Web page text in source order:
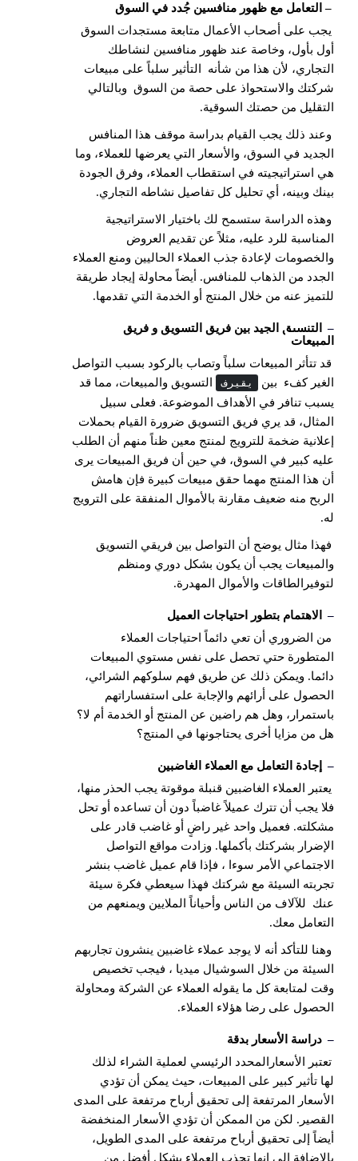
– التعامل مع ظهور منافسين جُدد في السوق
يجب على أصحاب الأعمال متابعة مستجدات السوق
أول بأول، وخاصة عند ظهور منافسين لنشاطك
التجاري، لأن هذا من شأنه
التأثير سلباً على مبيعات
شركتك والاستحواذ على حصة من السوق وبالتالي
التقليل من حصتك السوقية.
وعند ذلك يجب القيام بدراسة موقف هذا المنافس
الجديد في السوق، والأسعار التي يعرضها للعملاء، وما
هي استراتيجيته في استقطاب العملاء، وفرق الجودة
بينك وبينه، أي تحليل كل تفاصيل نشاطه التجاري.
وهذه الدراسة ستسمح لك باختيار الاستراتيجية
المناسبة للرد عليه، مثلاً عن تقديم العروض
والخصومات لإعادة جذب العملاء الحاليين ومنع العملاء
الجدد من الذهاب للمنافس. أيضاً محاولة إيجاد طريقة
للتميز عنه من خلال المنتج أو الخدمة التي تقدمها.
–
التنسيق الجيد بين فريق التسويق و فريق
المبيعات
قد تتأثر المبيعات سلباً وتصاب بالركود بسبب التواصل
الغير كفء بين
فريقي
التسويق والمبيعات، مما قد
يسبب تنافر في الأهداف الموضوعة. فعلى سبيل
المثال، قد يري فريق التسويق ضرورة القيام بحملات
إعلانية ضخمة للترويج لمنتج معين ظناً منهم أن الطلب
عليه كبير في السوق، في حين أن فريق المبيعات يرى
أن هذا المنتج مهما حقق مبيعات كبيرة فإن هامش
الربح منه ضعيف مقارنة بالأموال المنفقة على الترويج
له.
فهذا مثال يوضح أن التواصل بين فريقي التسويق
والمبيعات يجب أن يكون بشكل دوري ومنظم
لتوفيرالطاقات والأموال المهدرة.
–
الاهتمام بتطور احتياجات العميل
من الضروري أن تعي دائماً احتياجات العملاء
المتطورة حتي تحصل على نفس مستوي المبيعات
دائما. ويمكن ذلك عن طريق فهم سلوكهم الشرائي،
الحصول على أرائهم والإجابة على استفساراتهم
باستمرار، وهل هم راضين عن المنتج أو الخدمة أم لا؟
هل من مزايا أخرى يحتاجونها في المنتج؟
–
جادة التعامل مع العملاء الغاضبين
يعتبر العملاء الغاضبين قنبلة موقوتة يجب الحذر منها،
فلا يجب أن تترك عميلاً غاضباً دون أن تساعده أو تحل
مشكلته. فعميل واحد غير راضٍ أو غاضب قادر على
الإضرار بشركتك بأكملها. وزادت مواقع التواصل
الاجتماعي الأمر سوءا ، فإذا قام عميل غاضب بنشر
تجربته السيئة مع شركتك فهذا سيعطي فكرة سيئة
عنك للآلاف من الناس وأحياناً الملايين ويمنعهم من
التعامل معك.
وهنا للتأكد أنه لا يوجد عملاء غاضبين ينشرون تجاربهم
السيئة من خلال السوشيال ميديا ، فيجب تخصيص
وقت لمتابعة كل ما يقوله العملاء عن الشركة ومحاولة
الحصول على رضا هؤلاء العملاء.
– دراسة الأسعار بدقة
تعتبر الأسعارالمحدد الرئيسي لعملية الشراء لذلك
لها تأثير كبير على المبيعات، حيث يمكن أن تؤدي
الأسعار المرتفعة إلى تحقيق أرباح مرتفعة على المدى
القصير. لكن من الممكن أن تؤدي الأسعار المنخفضة
أيضاً إلى تحقيق أرباح مرتفعة على المدى الطويل،
بالإضافة إلى إنها تجذب العملاء بشكل أفضل من